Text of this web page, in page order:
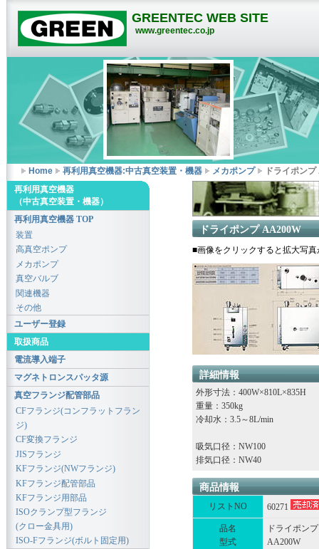
GREENTEC WEB SITE
www.greentec.co.jp
Home 再利用真空機器:中古真空装置・機器 メカポンプ ドライポン
ドライポンプ AA200W
■画像をクリックすると拡大写
詳細情報
外形寸法：400W×810L×835H
重量：350kg
冷却水：3.5～8L/min
吸気口径：NW100
排気口径：NW40
商品情報
リストNO 60271
品名
型式
ドライポンプ
AA200W
再利用真空機器
（中古真空装置・機器）
再利用真空機器 TOP
装置
高真空ポンプ
メカポンプ
真空バルブ
関連機器
その他
ユーザー登録
取扱商品
電流導入端子
マグネトロンスパッタ源
真空フランジ配管部品
CFフランジ(コンフラットフラン
ジ)
CF変換フランジ
JISフランジ
KFフランジ(NWフランジ)
KFフランジ配管部品
KFフランジ用部品
ISOクランプ型フランジ
(クロー金具用)
ISO-Fフランジ(ボルト固定用)